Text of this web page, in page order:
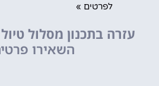
לפרטים »
עזרה בתכנון מסלול
השאירו